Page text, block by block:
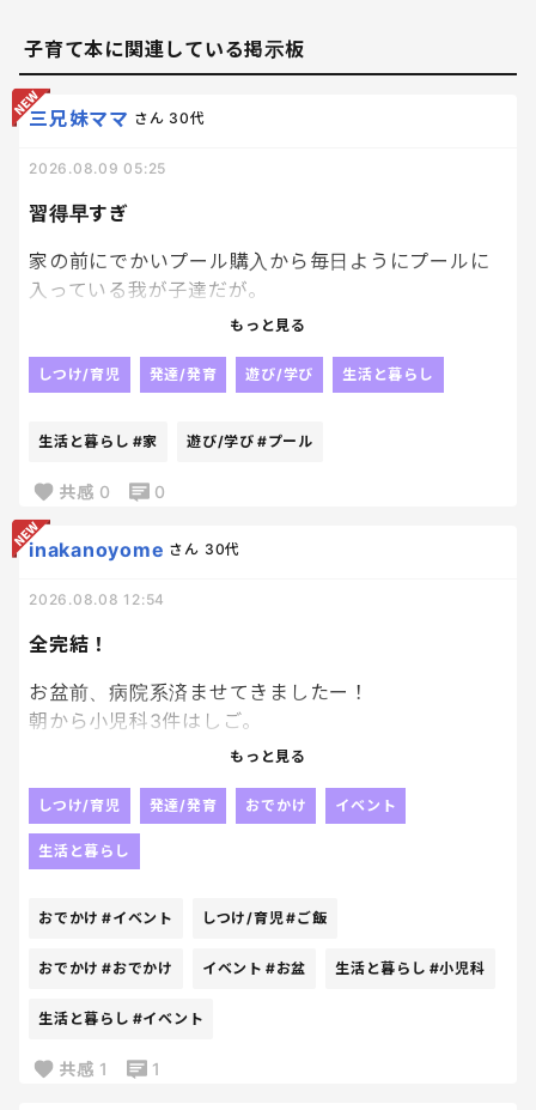
子育て本に関連している掲示板
習得早すぎ
三兄妹ママ さん 30代
2026.08.09 05:25
家の前にでかいプール購入から毎日ようにプールに
入っている我が子達だが。
水に顔をつけるくらいで精一杯だったのに、いつの
るようになった。笑
水泳習ってるわけでもないのに、私が簡単に教えた
事をすぐ習得してるのすごい！笑
かったかもなぁ。笑
もっと見る
しつけ/育児 発達/発育 遊び/学び 生活と暮らし
生活と暮らし #家 遊び/学び #プール
共感 0 0
全完結！
inakanoyome さん 30代
2026.08.08 12:54
お盆前、病院系済ませてきましたー！
朝から小児科3件はしご。
なんか工事も兼ねて長期の休みになってた‥
とまぁガクッもあったけど
済ませたいことは全部済ませられて
あとは盆中に
今日済ませてきたのは
全部長男関連だったから
午後に入れていた予定も長男とのイベント参加。
もっと見る
しつけ/育児 発達/発育 おでかけ イベント
生活と暮らし
おでかけ #イベント しつけ/育児#ご飯
おでかけ #おでかけ イベント #お盆 生活と暮らし #小児科
生活と暮らし #イベント
共感 1 1